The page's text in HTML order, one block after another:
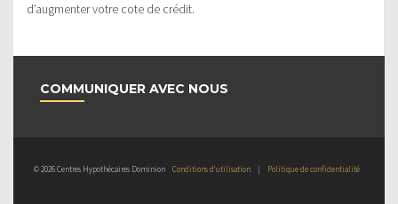
d’augmenter votre cote de crédit.
COMMUNIQUER AVEC NOUS
© 2026 Centres Hypothécaires Dominion Conditions d’utilisation | Politique de confidentialité